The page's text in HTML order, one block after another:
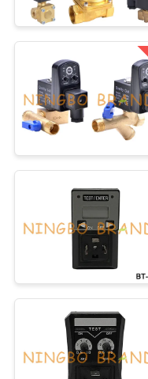
QUAN
NHÀ
KIỂM
CHẤT
LƯỢNG
HỆ
VỚI
CHÚNG
TÔI
Khí nén
Valve
Cuộn